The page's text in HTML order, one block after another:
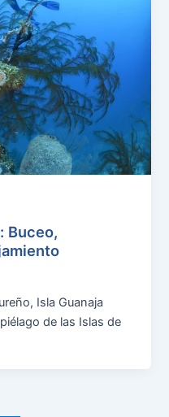
Buceo,
Isla Guanaja
de las Islas de